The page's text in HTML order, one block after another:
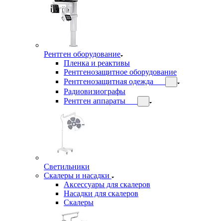
Рентген оборудование
Пленка и реактивы
Рентгенозащитное оборудование
Рентгенозащитная одежда
Радиовизиографы
Рентген аппараты
Светильники
Скалеры и насадки
Аксессуары для скалеров
Насадки для скалеров
Скалеры